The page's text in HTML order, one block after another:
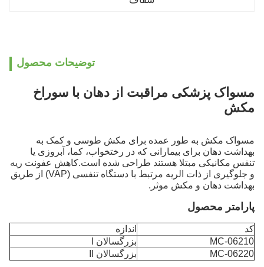
توضیحات محصول
مسواک پزشکی مراقبت از دهان با سوراخ
مکش
مسواک مکش به طور عمده برای مکش طوسی و کمک به
بهداشت دهان برای بیمارانی که در رختخواب، کما، آبروزی یا
تنفس مکانیکی مبتلا هستند طراحی شده است.کاهش عفونت ریه
و جلوگیری از ذات الریه مرتبط با دستگاه تنفسی (VAP) از طریق
بهداشت دهان و مکش موثر.
پارامتر محصول
کد
اندازه
MC-06210
بزرگسالان I
MC-06220
بزرگسالان II